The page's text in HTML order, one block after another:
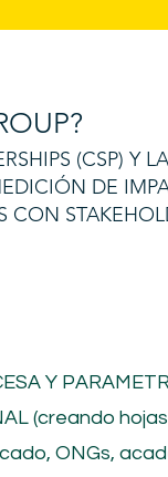
(CSP) Y
DE
CON
Y
(creando
ONGs,